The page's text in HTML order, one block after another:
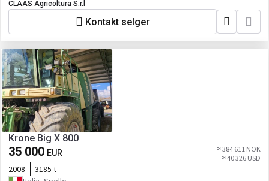
CLAAS Agricoltura S.r.l
Kontakt selger
Krone Big X 800
35 000 EUR
≈ 384 611 NOK
≈ 40 326 USD
2008
3185 t